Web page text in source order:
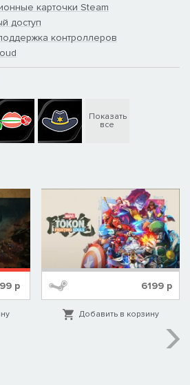
карточки Steam
доступ
контроллеров
Показать
все
р 6199 р
Добавить в корзину